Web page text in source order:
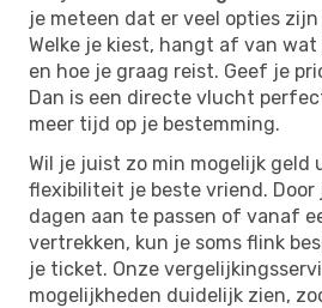
je meteen dat er veel opties
Welke je kiest, hangt af van
en hoe je graag reist. Geef je
Dan is een directe vlucht
meer tijd op je bestemming.
Wil je juist zo min mogelijk geld
flexibiliteit je beste vriend. Door
dagen aan te passen of vanaf
vertrekken, kun je soms flink
je ticket. Onze
mogelijkheden duidelijk zien,